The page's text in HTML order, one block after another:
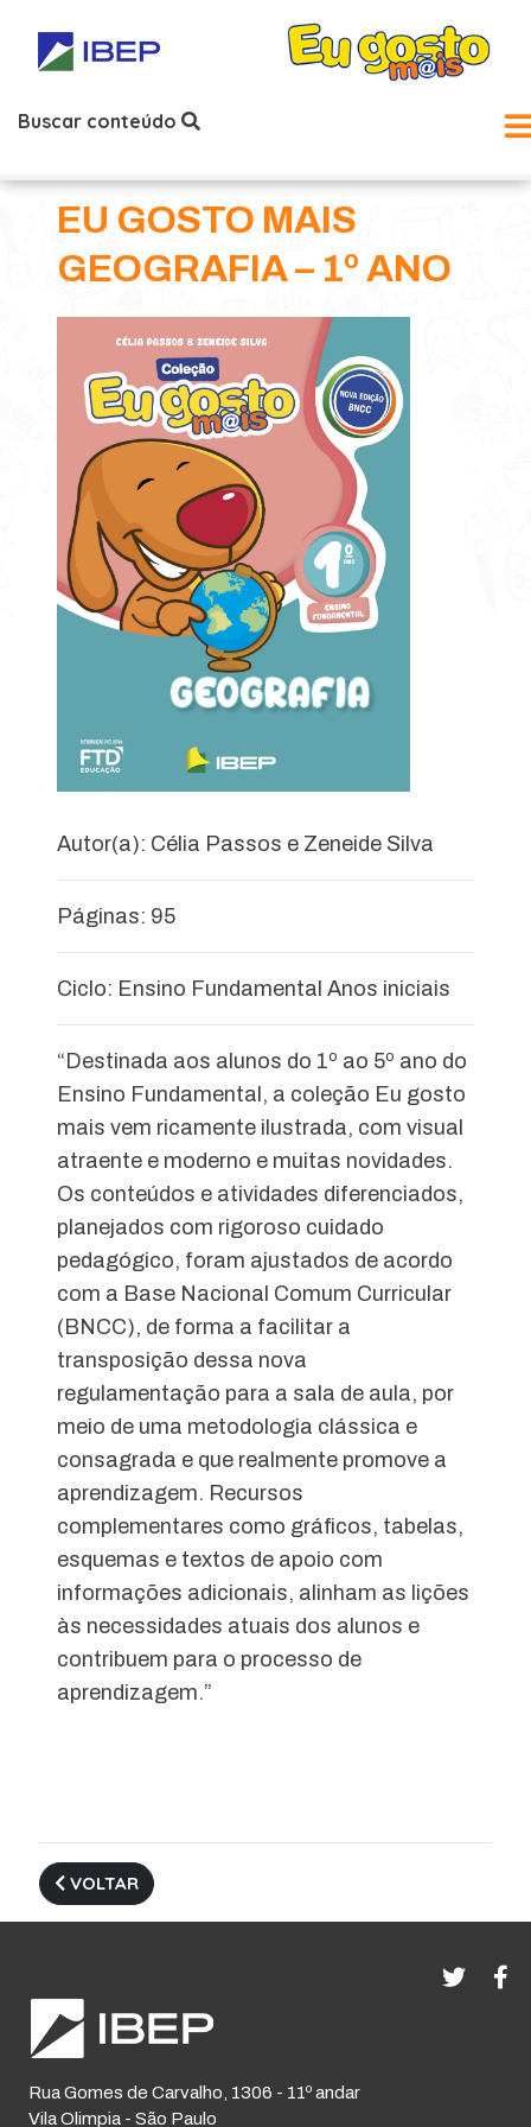
Buscar conteúdo
EU GOSTO MAIS
GEOGRAFIA – 1º ANO
Autor(a): Célia Passos e Zeneide Silva
Páginas: 95
Ciclo: Ensino Fundamental Anos iniciais
“Destinada aos alunos do 1º ao 5º ano do
Ensino Fundamental, a coleção Eu gosto
mais vem ricamente ilustrada, com visual
atraente e moderno e muitas novidades.
Os conteúdos e atividades diferenciados,
planejados com rigoroso cuidado
pedagógico, foram ajustados de acordo
com a Base Nacional Comum Curricular
(BNCC), de forma a facilitar a
transposição dessa nova
regulamentação para a sala de aula, por
meio de uma metodologia clássica e
consagrada e que realmente promove a
aprendizagem. Recursos
complementares como gráficos, tabelas,
esquemas e textos de apoio com
informações adicionais, alinham as lições
às necessidades atuais dos alunos e
contribuem para o processo de
aprendizagem.”
VOLTAR
Rua Gomes de Carvalho, 1306 - 11º andar
Vila Olimpia - São Paulo